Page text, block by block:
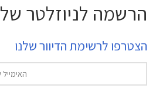
הרשמה לניוזלטר של ChiPortal
הצטרפו לרשימת הדיוור שלנו